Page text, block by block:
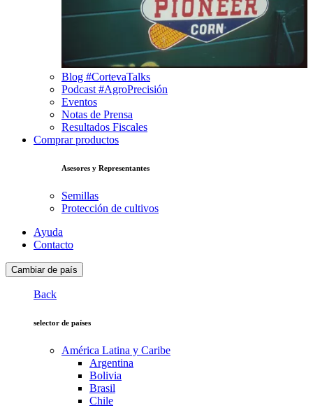
Blog #CortevaTalks
Podcast #AgroPrecisión
Eventos
Notas de Prensa
Resultados Fiscales
Comprar productos
Asesores y Representantes
Semillas
Protección de cultivos
Ayuda
Contacto
Cambiar de país
Back
selector de países
América Latina y Caribe
Argentina
Bolivia
Brasil
Chile